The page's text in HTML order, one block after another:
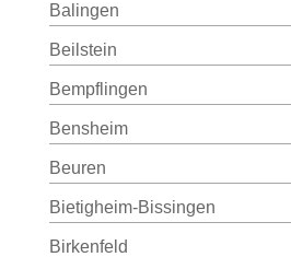
Balingen
Beilstein
Bempflingen
Bensheim
Beuren
Bietigheim-Bissingen
Birkenfeld